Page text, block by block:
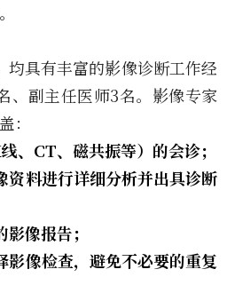
均具有丰富的影像诊断工作经
、副主任医师3名。影像专家
：
、CT、磁共振等）的会诊；
资料进行详细分析并出具诊断
像报告；
影像检查，避免不必要的重复